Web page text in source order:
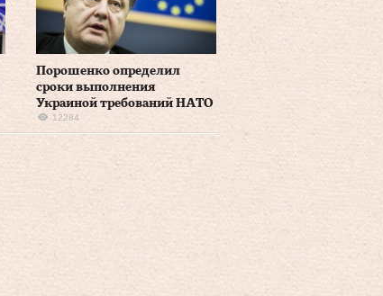
Порошенко определил
сроки выполнения
Украиной требований НАТО
12284